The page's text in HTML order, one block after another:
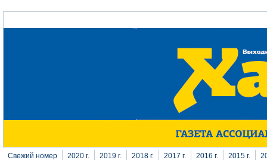
Перейти к основному содержанию
Свежий номер 2020 г. 2019 г. 2018 г. 2017 г. 2016 г. 2015 г.